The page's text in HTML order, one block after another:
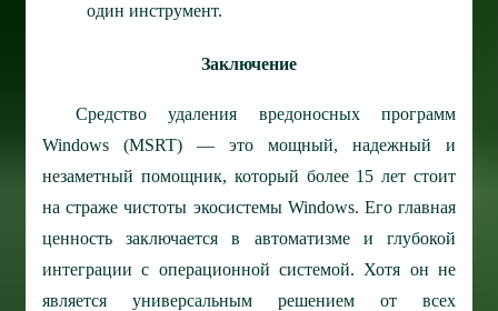
один инструмент.
Заключение
Средство удаления вредоносных программ
Windows (MSRT) — это мощный, надежный и
незаметный помощник, который более 15 лет стоит
на страже чистоты экосистемы Windows. Его главная
ценность заключается в автоматизме и глубокой
интеграции с операционной системой. Хотя он не
является универсальным решением от всех